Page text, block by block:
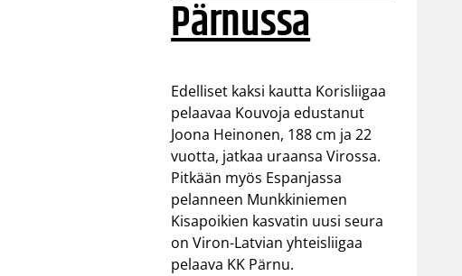
Pärnussa
Edelliset kaksi kautta Korisliigaa
pelaavaa Kouvoja edustanut
Joona Heinonen, 188 cm ja 22
vuotta, jatkaa uraansa Virossa.
Pitkään myös Espanjassa
pelanneen Munkkiniemen
Kisapoikien kasvatin uusi seura
on Viron-Latvian yhteisliigaa
pelaava KK Pärnu.